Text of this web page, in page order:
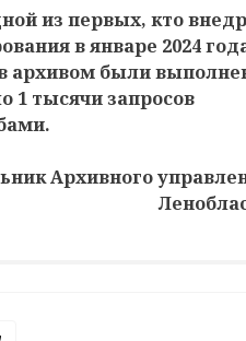
из первых, кто
в январе 2024
архивом были
1 тысячи запросов
Архивного